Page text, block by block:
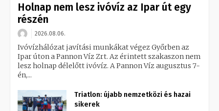
Holnap nem lesz ivóvíz az Ipar út egy
részén
2026.08.06.
Ivóvízhálózat javítási munkákat végez Győrben az
Ipar úton a Pannon Víz Zrt. Az érintett szakaszon nem
lesz holnap délelőtt ivóvíz. A Pannon Víz augusztus 7-
én,...
Triatlon: újabb nemzetközi és hazai
sikerek